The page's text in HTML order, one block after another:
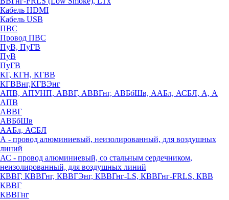
Кабель HDMI
Кабель USB
ПВС
Провод ПВС
ПуВ, ПуГВ
ПуВ
ПуГВ
КГ, КГН, КГВВ
КГВВнг,КГВЭнг
АПВ, АПУНП, АВВГ, АВВГнг, АВБбШв, ААБл, АСБЛ, А, А
АПВ
АВВГ
АВБбШв
ААБл, АСБЛ
А - провод алюминиевый, неизолированный, для воздушных
линий
АС - провод алюминиевый, со стальным сердечником,
неизолированный, для воздушных линий
КВВГ, КВВГнг, КВВГЭнг, КВВГнг-LS, КВВГнг-FRLS, КВВ
КВВГ
КВВГнг